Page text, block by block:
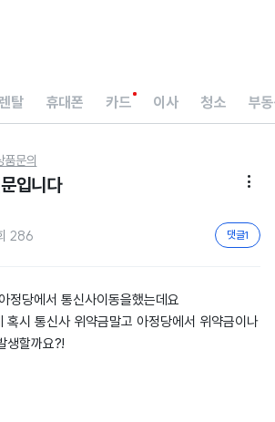
탈 휴대폰 카드 이사 청소 부
품문의
입니다 
286 댓글1
정당에서 통신사이동을했는데요
혹시 통신사 위약금말고 아정당에서 위약금이나
생할까요?!